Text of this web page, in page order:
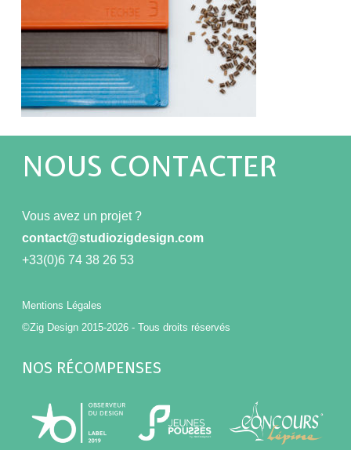
NOUS CONTACTER
Vous avez un projet ?
contact@studiozigdesign.com
+33(0)6 74 38 26 53
Mentions Légales
©Zig Design 2015-2026 - Tous droits réservés
NOS RÉCOMPENSES